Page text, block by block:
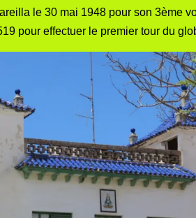
le 30 mai 1948 pour son 3ème
pour effectuer le premier tour du